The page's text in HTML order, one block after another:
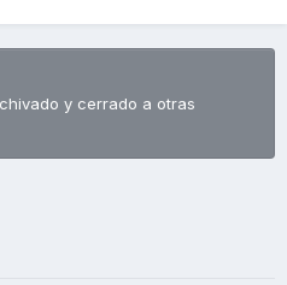
y cerrado a otras